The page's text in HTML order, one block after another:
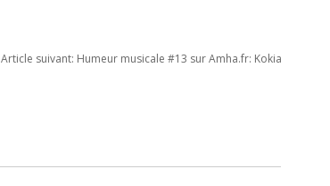
Article suivant: Humeur musicale #13 sur Amha.fr: Kokia